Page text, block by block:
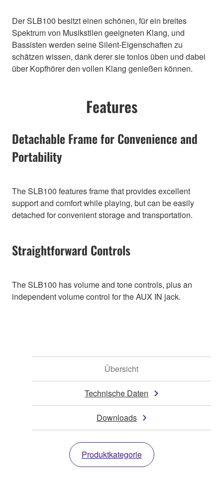
Der SLB100 besitzt einen schönen, für ein breites
Spektrum von Musikstilen geeigneten Klang, und
Bassisten werden seine Silent-Eigenschaften zu
schätzen wissen, dank derer sie tonlos üben und dabei
über Kopfhörer den vollen Klang genießen können.
Features
Detachable Frame for Convenience and
Portability
The SLB100 features frame that provides excellent
support and comfort while playing, but can be easily
detached for convenient storage and transportation.
Straightforward Controls
The SLB100 has volume and tone controls, plus an
independent volume control for the AUX IN jack.
Übersicht
Technische Daten
Downloads
Produktkategorie